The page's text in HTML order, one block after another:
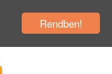
Rendben!